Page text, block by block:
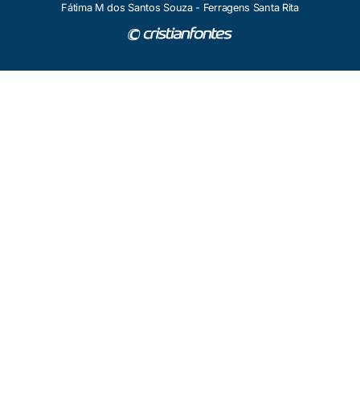
Fátima M dos Santos Souza - Ferragens Santa Rita